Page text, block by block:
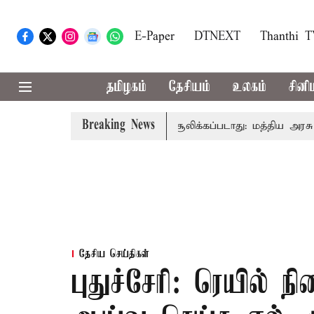
E-Paper DTNEXT Thanthi
தமிழகம் தேசியம் உலகம்
Breaking News
அனைவரிடமும் கட்டணம் வசூலிக்கப்படாது: மத்திய அரசு
தேசிய செய்திகள்
புதுச்சேரி: ரெயில்